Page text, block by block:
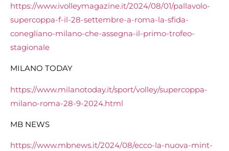
https://www.ivolleymagazine.it/2024/08/01/pallavolo-
supercoppa-f-il-28-settembre-a-roma-la-sfida-
conegliano-milano-che-assegna-il-primo-trofeo-
stagionale
MILANO TODAY
https://www.milanotoday.it/sport/volley/supercoppa-
milano-roma-28-9-2024.html
MB NEWS
https://www.mbnews.it/2024/08/ecco-la-nuova-mint-